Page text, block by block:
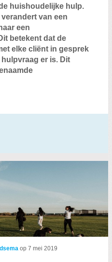
huishoudelijke hulp.
van een
een
betekent dat de
elke cliënt in gesprek
er is. Dit
op 7 mei 2019